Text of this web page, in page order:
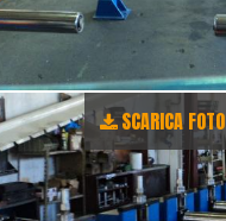
SCARICA FOTO